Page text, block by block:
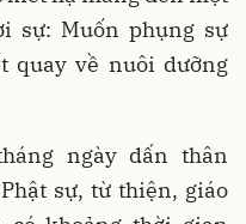
sự: Muốn phụng sự
quay về nuôi dưỡng
ngày dấn thân
sự, từ thiện, giáo